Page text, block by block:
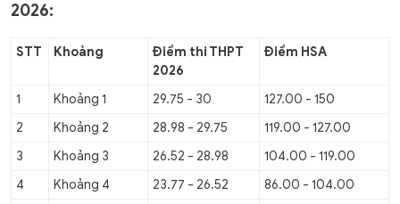
2026:
STT Khoảng
Điểm thi THPT
2026
Điểm HSA
1 Khoảng 1 29.75 - 30
127.00 - 150
2
Khoảng 2 28.98 - 29.75
119.00 - 127.00
3
Khoảng 3 26.52 - 28.98
104.00 - 119.00
4
Khoảng 4 23.77 - 26.52
86.00 - 104.00